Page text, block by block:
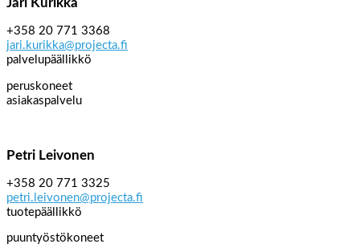
Jari Kurikka
+358 20 771 3368
jari.kurikka@projecta.fi
palvelupäällikkö
peruskoneet
asiakaspalvelu
Petri Leivonen
+358 20 771 3325
petri.leivonen@projecta.fi
tuotepäällikkö
puuntyöstökoneet